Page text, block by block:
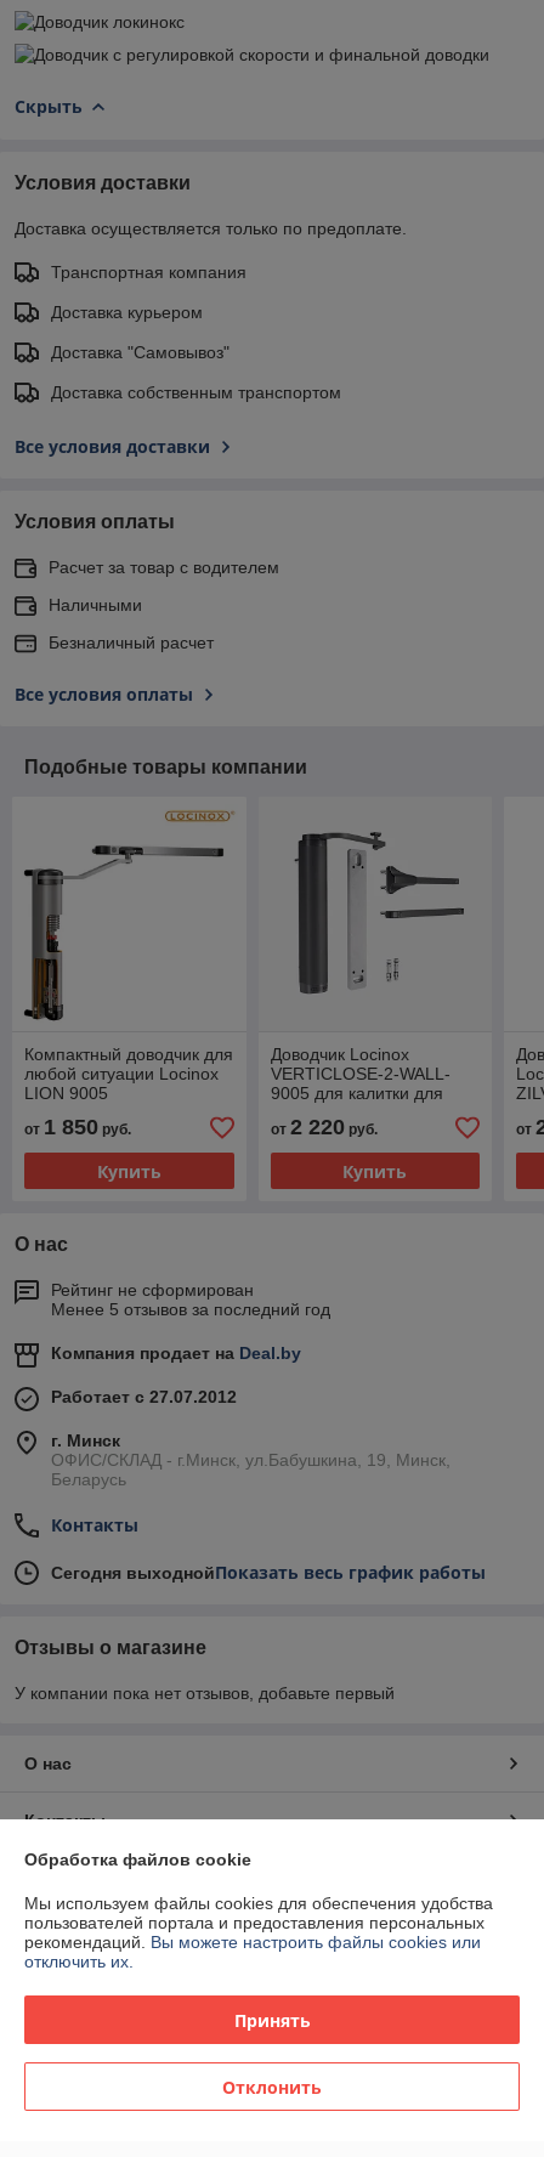
Скрыть
Условия доставки
Доставка осуществляется только по предоплате.
Транспортная компания
Доставка курьером
Доставка "Самовывоз"
Доставка собственным транспортом
Все условия доставки
Условия оплаты
Расчет за товар с водителем
Наличными
Безналичный расчет
Все условия оплаты
Подобные товары компании
Компактный доводчик для
любой ситуации Locinox
LION 9005
от 1 850 руб.
Купить
Доводчик Locinox
VERTICLOSE-2-WALL-
9005 для калитки для
LOCINOX
от 2 220руб.
Купить
от
О нас
Рейтинг не сформирован
Менее 5 отзывов за последний год
Компания продает на Deal.by
Работает с 27.07.2012
г. Минск
ОФИС/СКЛАД - г.Минск, ул.Бабушкина, 19, Минск,
Беларусь
Контакты
Сегодня выходнойПоказать весь график работы
Отзывы о магазине
У компании пока нет отзывов, добавьте первый
О нас
Контакты
График работы
Полная версия сайта
Политика обработки cookies
Сайт создан на платформе Deal.by
Обработка файлов cookie
Мы используем файлы cookies для обеспечения удобства
пользователей портала и предоставления персональных
рекомендаций. Вы можете настроить файлы cookies или
отключить их.
Принять
Отклонить